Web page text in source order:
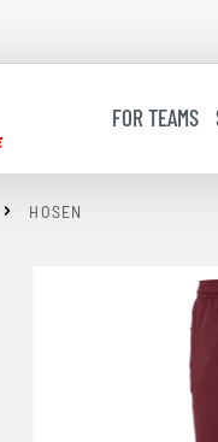
FOR TEAMS
HOSEN